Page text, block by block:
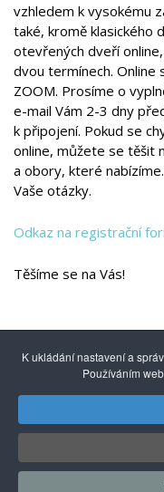
vzhledem k vysokému
také, kromě klasického
otevřených dveří
dvou termínech. Online
ZOOM. Prosíme o
e-mail Vám 2-3 dny
k připojení. Pokud se
online, můžete se těšit
a obory, které
Vaše otázky.
Odkaz na registrační
Těšíme se na Vás!
vztahů Praha s.r.o.|
251
Správu
K ukládání nastavení a
Používáním